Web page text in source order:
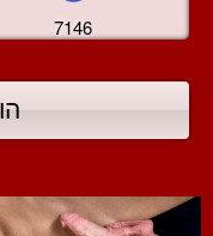
7146